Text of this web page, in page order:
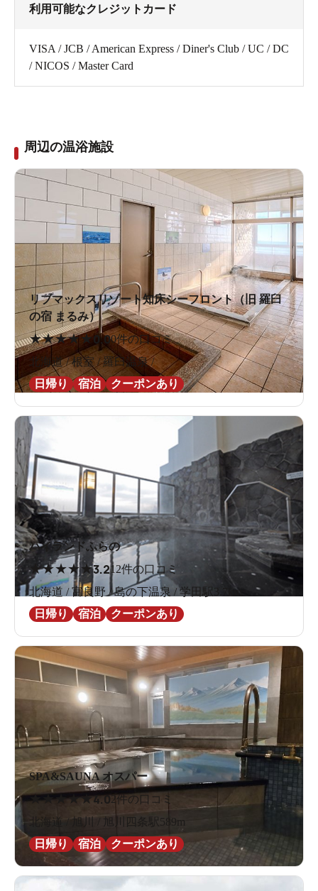
利用可能なクレジットカード
VISA / JCB / American Express / Diner's Club / UC / DC
/ NICOS / Master Card
周辺の温浴施設
リブマックスリゾート知床シーフロント（旧 羅臼
の宿 まるみ）
★★★★★0.00件の口コミ
北海道 / 根室 / 羅臼温泉 /
日帰り
宿泊 クーポンあり
ハイランドふらの
★★★★★3.212件の口コミ
北海道 / 富良野 / 島の下温泉 / 学田駅3.7km
日帰り
宿泊 クーポンあり
SPA&SAUNA オスパー
★★★★★4.02件の口コミ
北海道 / 旭川 / 旭川四条駅589m
日帰り
宿泊 クーポンあり